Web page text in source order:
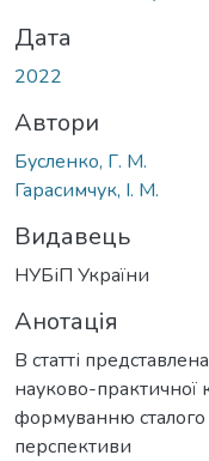
Дата
2022
Автори
Бусленко, Г. М.
Гарасимчук, І. М.
Видавець
НУБіП України
Анотація
В статті
науково-практичної
формуванню
перспективи